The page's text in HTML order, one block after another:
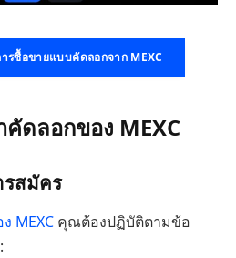
รซื้อขายแบบคัดลอกจาก MEXC
คัดลอกของ MEXC
สมัคร
MEXC คุณต้องปฏิบัติตามข้อ